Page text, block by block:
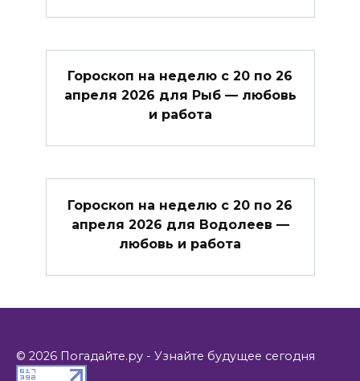
Гороскоп на неделю с 20 по 26
апреля 2026 для Рыб — любовь
и работа
Гороскоп на неделю с 20 по 26
апреля 2026 для Водолеев —
любовь и работа
© 2026 Погадайте.ру - Узнайте будущее сегодня